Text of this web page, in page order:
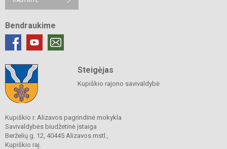
Bendraukime
Steigėjas
Kupiškio rajono savivaldybė
Kupiškio r. Alizavos pagrindinė mokykla
Savivaldybės biudžetinė įstaiga
Berželių g. 12, 40445 Alizavos mstl.,
Kupiškio raj.